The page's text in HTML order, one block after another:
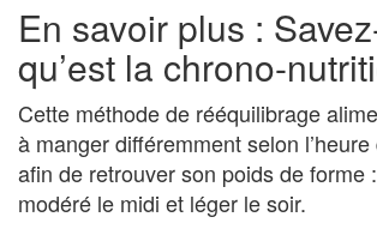
En savoir plus :
qu’est la chrono-
Cette méthode de rééquilibrage
à manger différemment selon
afin de retrouver son poids de
modéré le midi et léger le soir.